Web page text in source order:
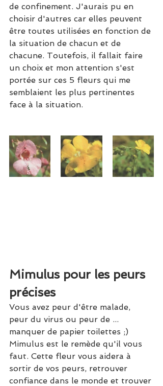
de confinement. J'aurais pu en
choisir d'autres car elles peuvent
être toutes utilisées en fonction de
la situation de chacun et de
chacune. Toutefois, il fallait faire
un choix et mon attention s'est
portée sur ces 5 fleurs qui me
semblaient les plus pertinentes
face à la situation.
Mimulus pour les peurs
précises
Vous avez peur d'être malade,
peur du virus ou peur de ...
manquer de papier toilettes ;)
Mimulus est le remède qu'il vous
faut. Cette fleur vous aidera à
sortir de vos peurs, retrouver
confiance dans le monde et trouver